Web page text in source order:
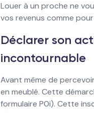
Louer à un proche ne
vos revenus comme
Déclarer son
incontournable
Avant même de
en meublé. Cette
formulaire P0i). Cette